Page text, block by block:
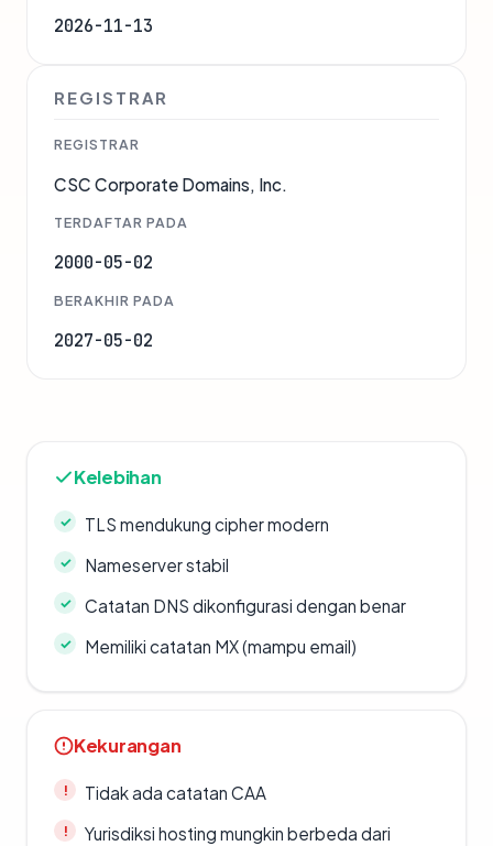
2026-11-13
REGISTRAR
REGISTRAR
CSC Corporate Domains, Inc.
TERDAFTAR PADA
2000-05-02
BERAKHIR PADA
2027-05-02
Kelebihan
TLS mendukung cipher modern
Nameserver stabil
Catatan DNS dikonfigurasi dengan benar
Memiliki catatan MX (mampu email)
Kekurangan
Tidak ada catatan CAA
Yurisdiksi hosting mungkin berbeda dari